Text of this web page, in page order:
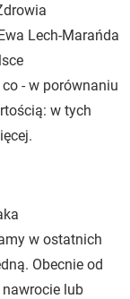
Lech-Marańda
- w porównaniu
w tych
w ostatnich
Obecnie od
lub